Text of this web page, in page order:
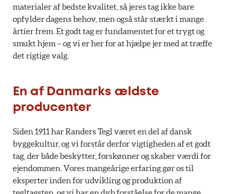
materialer af bedste kvalitet, så jeres tag ikke bare
opfylder dagens behov, men også står stærkt i mange
årtier frem. Et godt tag er fundamentet for et trygt og
smukt hjem – og vi er her for at hjælpe jer med at træffe
det rigtige valg.
En af Danmarks ældste
producenter
Siden 1911 har Randers Tegl været en del af dansk
byggekultur, og vi forstår derfor vigtigheden af et godt
tag, der både beskytter, forskønner og skaber værdi for
ejendommen. Vores mangeårige erfaring gør os til
eksperter inden for udvikling og produktion af